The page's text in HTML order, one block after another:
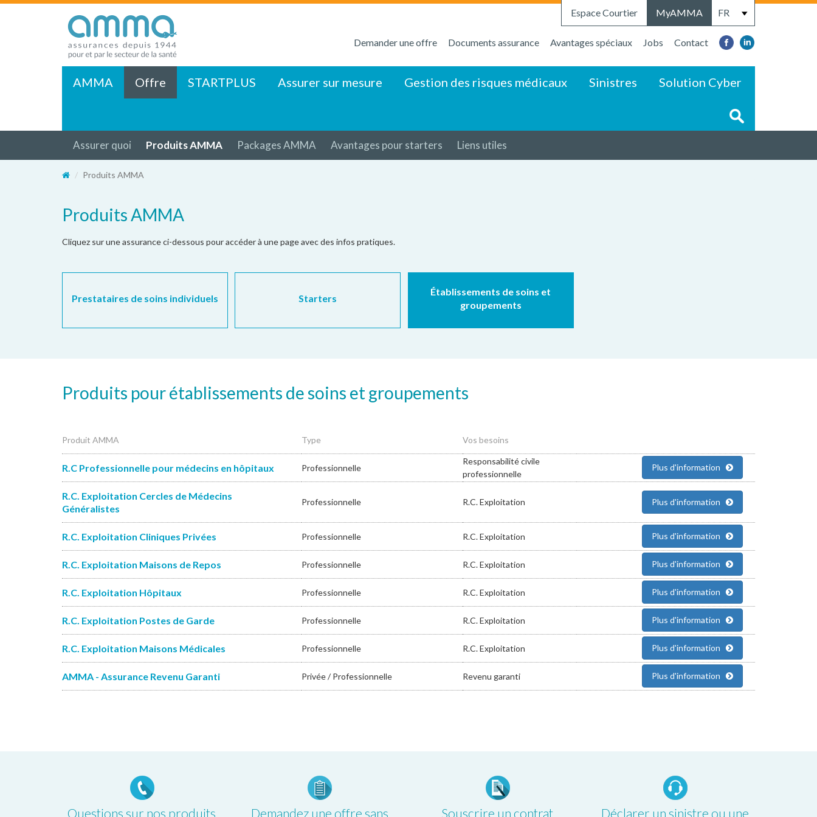
Espace Courtier MyAMMA
Demander une offre Documents assurance Avantages spéciaux Jobs Contact
AMMA Offre
Assurer quoi Produits AMMA Packages AMMA Avantages pour starters Liens utiles
STARTPLUS Assurer sur mesure Gestion des risques médicaux Sinistres Solution Cyber
Produits AMMA
Produits AMMA
Cliquez sur une assurance ci-dessous pour accéder à une page avec des infos pratiques.
Prestataires de soins individuels Starters
Établissements de soins et
groupements
Produits pour établissements de soins et groupements
Produit AMMA Type Vos besoins
R.C Professionnelle pour médecins en hôpitaux Professionnelle
Responsabilité civile
professionnelle
Plus d'information
R.C. Exploitation Cercles de Médecins
Généralistes
Professionnelle R.C. Exploitation Plus d'information
R.C. Exploitation Cliniques Privées Professionnelle R.C. Exploitation Plus d'information
R.C. Exploitation Maisons de Repos Professionnelle R.C. Exploitation Plus d'information
R.C. Exploitation Hôpitaux Professionnelle R.C. Exploitation Plus d'information
R.C. Exploitation Postes de Garde Professionnelle R.C. Exploitation Plus d'information
R.C. Exploitation Maisons Médicales Professionnelle R.C. Exploitation Plus d'information
AMMA - Assurance Revenu Garanti Privée / Professionnelle Revenu garanti Plus d'information
Questions sur nos produits Demandez une offre sans Souscrire un contrat Déclarer un sinistre ou une